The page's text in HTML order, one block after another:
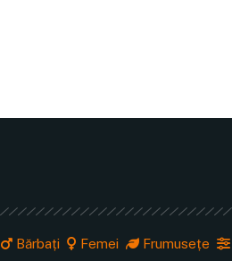
Bărbați Femei Frumusețe